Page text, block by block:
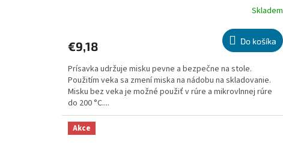
je
z
5
hviezdičiek.
Skladem
€9,18 Do košíka
Prísavka udržuje misku pevne a bezpečne na stole.
Použitím veka sa zmení miska na nádobu na skladovanie.
Misku bez veka je možné použiť v rúre a mikrovlnnej rúre
do 200 °C....
Akce